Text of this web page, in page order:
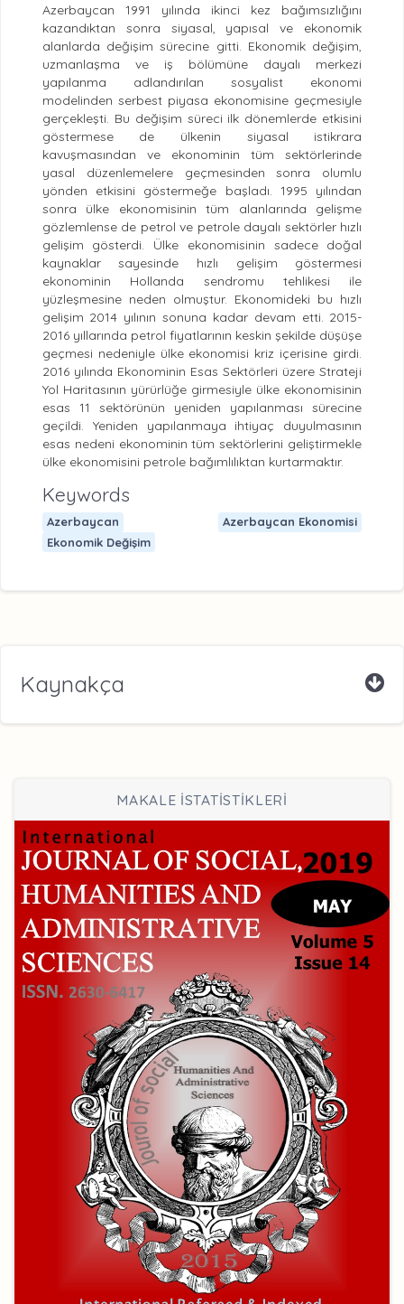
Azerbaycan 1991 yılında ikinci kez bağımsızlığını
kazandıktan sonra siyasal, yapısal ve ekonomik
alanlarda değişim sürecine gitti. Ekonomik değişim,
uzmanlaşma ve iş bölümüne dayalı merkezi
yapılanma adlandırılan sosyalist ekonomi
modelinden serbest piyasa ekonomisine geçmesiyle
gerçekleşti. Bu değişim süreci ilk dönemlerde etkisini
göstermese de ülkenin siyasal istikrara
kavuşmasından ve ekonominin tüm sektörlerinde
yasal düzenlemelere geçmesinden sonra olumlu
yönden etkisini göstermeğe başladı. 1995 yılından
sonra ülke ekonomisinin tüm alanlarında gelişme
gözlemlense de petrol ve petrole dayalı sektörler hızlı
gelişim gösterdi. Ülke ekonomisinin sadece doğal
kaynaklar sayesinde hızlı gelişim göstermesi
ekonominin Hollanda sendromu tehlikesi ile
yüzleşmesine neden olmuştur. Ekonomideki bu hızlı
gelişim 2014 yılının sonuna kadar devam etti. 2015-
2016 yıllarında petrol fiyatlarının keskin şekilde düşüşe
geçmesi nedeniyle ülke ekonomisi kriz içerisine girdi.
2016 yılında Ekonominin Esas Sektörleri üzere Strateji
Yol Haritasının yürürlüğe girmesiyle ülke ekonomisinin
esas 11 sektörünün yeniden yapılanması sürecine
geçildi. Yeniden yapılanmaya ihtiyaç duyulmasının
esas nedeni ekonominin tüm sektörlerini geliştirmekle
ülke ekonomisini petrole bağımlılıktan kurtarmaktır.
Keywords
Azerbaycan
Azerbaycan Ekonomisi
Ekonomik Değişim
Kaynakça
MAKALE İSTATİSTİKLERİ